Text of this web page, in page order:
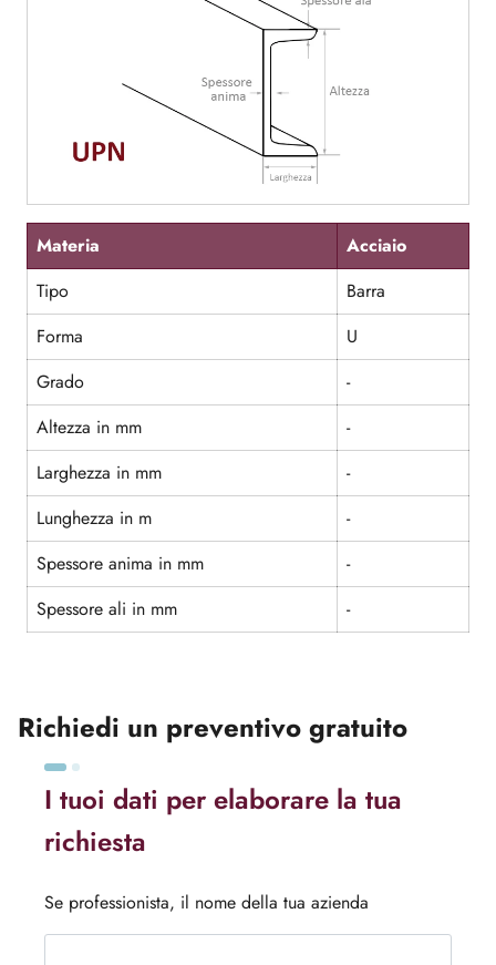
Materia Acciaio
Tipo
Barra
Forma
U
Grado
-
Altezza in mm
-
Larghezza in mm
-
Lunghezza in m
-
Spessore anima in mm
-
Spessore ali in mm
-
Richiedi un preventivo gratuito
I tuoi dati per elaborare la tua
richiesta
Se professionista, il nome della tua azienda